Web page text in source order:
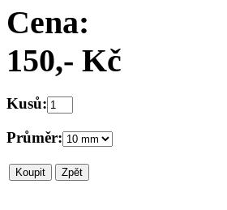
Cena:
150,- Kč
Kusů:
Průměr: